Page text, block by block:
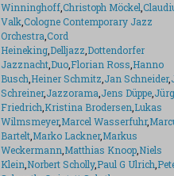
Winninghoff,Christoph Möckel
Valk,Cologne Contemporary Jazz
Orchestra Cord
Heineking, Delljazz Dottendorfer
Jazznacht, Duo, Florian Ross Hanno
Busch Heiner Schmitz Jan Schneider,
Schreiner,Jazzorama Jens Düppe,
Friedrich Kristina Brodersen Lukas
Wilmsmeyer,Marcel Wasserfuhr,
Bartelt, Marko Lackner,Markus
Weckermann Matthias Knoop, Niels
Klein Norbert Scholly,Paul G Ulrich